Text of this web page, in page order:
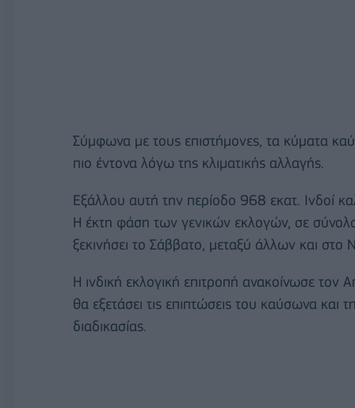
Σύμφωνα με τους επιστήμονες, τα κύματα
πιο έντονα λόγω της κλιματικής αλλαγής.
Εξάλλου αυτή την περίοδο 968 εκατ. Ινδοί
Η έκτη φάση των γενικών εκλογών, σε
ξεκινήσει το Σάββατο, μεταξύ άλλων και στο
Η ινδική εκλογική επιτροπή ανακοίνωσε τον
θα εξετάσει τις επιπτώσεις του καύσωνα και
διαδικασίας.